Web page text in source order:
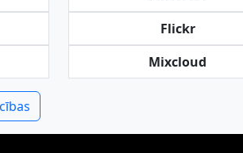
Flickr
Mixcloud